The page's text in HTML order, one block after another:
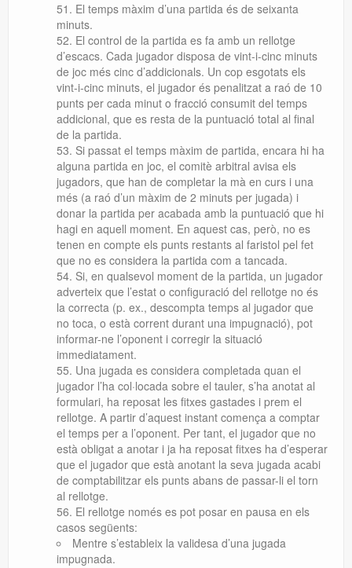
El temps màxim d’una partida és de seixanta
minuts.
El control de la partida es fa amb un rellotge
d’escacs. Cada jugador disposa de vint-i-cinc minuts
de joc més cinc d’addicionals. Un cop esgotats els
vint-i-cinc minuts, el jugador és penalitzat a raó de 10
punts per cada minut o fracció consumit del temps
addicional, que es resta de la puntuació total al final
de la partida.
Si passat el temps màxim de partida, encara hi ha
alguna partida en joc, el comitè arbitral avisa els
jugadors, que han de completar la mà en curs i una
més (a raó d’un màxim de 2 minuts per jugada) i
donar la partida per acabada amb la puntuació que hi
hagi en aquell moment. En aquest cas, però, no es
tenen en compte els punts restants al faristol pel fet
que no es considera la partida com a tancada.
Si, en qualsevol moment de la partida, un jugador
adverteix que l’estat o configuració del rellotge no és
la correcta (p. ex., descompta temps al jugador que
no toca, o està corrent durant una impugnació), pot
informar-ne l’oponent i corregir la situació
immediatament.
Una jugada es considera completada quan el
jugador l’ha col·locada sobre el tauler, s’ha anotat al
formulari, ha reposat les fitxes gastades i prem el
rellotge. A partir d’aquest instant comença a comptar
el temps per a l’oponent. Per tant, el jugador que no
està obligat a anotar i ja ha reposat fitxes ha d’esperar
que el jugador que està anotant la seva jugada acabi
de comptabilitzar els punts abans de passar-li el torn
al rellotge.
El rellotge només es pot posar en pausa en els
casos següents:
Mentre s’estableix la validesa d’una jugada
impugnada.